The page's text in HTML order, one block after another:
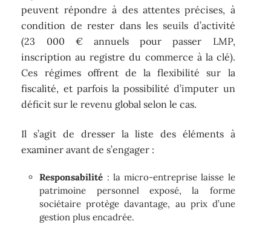
peuvent répondre à des attentes précises, à
condition de rester dans les seuils d’activité
(23 000 € annuels pour passer LMP,
inscription au registre du commerce à la clé).
Ces régimes offrent de la flexibilité sur la
fiscalité, et parfois la possibilité d’imputer un
déficit sur le revenu global selon le cas.
Il s’agit de dresser la liste des éléments à
examiner avant de s’engager :
Responsabilité : la micro-entreprise laisse le
patrimoine personnel exposé, la forme
sociétaire protège davantage, au prix d’une
gestion plus encadrée.